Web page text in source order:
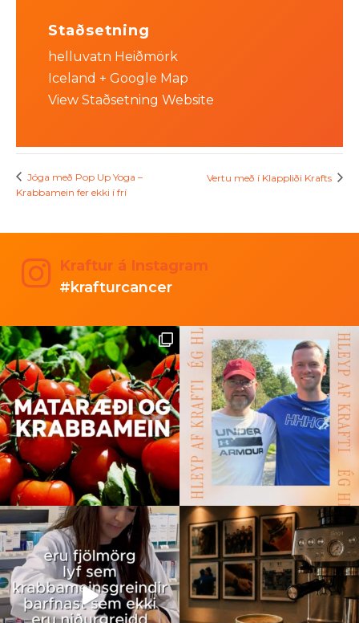
Staðsetning
helluvatn Heiðmörk
Iceland + Google Map
View Staðsetning Website
Jóga með Pop Up Yoga –
Krabbamein fer ekki í frí
Vertu með í Klappliði Krafts
Kraftur á Instagram
#krafturcancer